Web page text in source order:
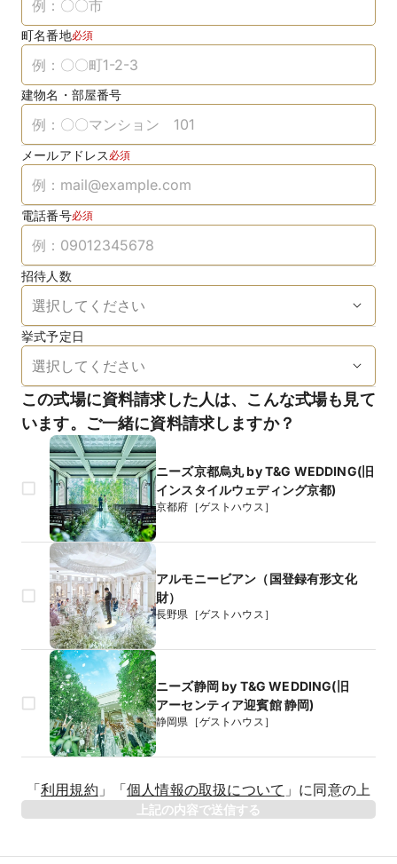
町名番地必須
建物名・部屋番号
メールアドレス 必須
電話番号必須
招待人数
挙式予定日
この式場に資料請求した人は、こんな式場も見て
います。ご一緒に資料請求しますか？
ニーズ京都烏丸 by T&G WEDDING(旧
インスタイルウェディング京都)
京都府［ゲストハウス］
アルモニービアン（国登録有形文化
財）
長野県［ゲストハウス］
ニーズ静岡 by T&G WEDDING(旧
アーセンティア迎賓館 静岡)
静岡県［ゲストハウス］
年
「利用規約 」 「個人情報の取扱について 」 に同意の上
上記の内容で送信する